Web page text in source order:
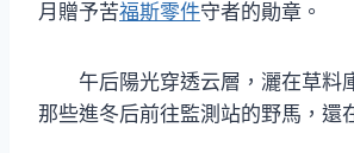
月贈予苦福斯零件守者的勛章。
午后陽光穿透云層，灑在草料
那些進冬后前往監測站的野馬，還